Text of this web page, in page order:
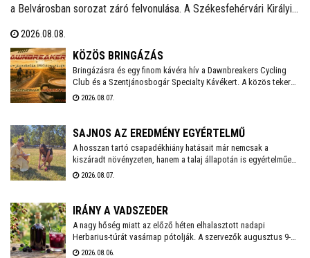
a Belvárosban sorozat záró felvonulása. A Székesfehérvári Királyi
herceg, II. (Vak) Béla, Salamon király és III. András óriásbábjai
vonultak végig a Fő utcán.
2026.08.08.
KÖZÖS BRINGÁZÁS
Bringázásra és egy finom kávéra hív a Dawnbreakers Cycling
Club és a Szentjánosbogár Specialty Kávékert. A közös tekerés
augusztus 8-án, szombaton reggel 8.00 órakor indul a Liszt
2026.08.07.
SAJNOS AZ EREDMÉNY EGYÉRTELMŰ
A hosszan tartó csapadékhiány hatásait már nemcsak a
kiszáradt növényzeten, hanem a talaj állapotán is egyértelműen
mérni lehet. A Városgondnokság szakemberei talajnedvesség-
jelenlegi helyzetről.
2026.08.07.
IRÁNY A VADSZEDER
A nagy hőség miatt az előző héten elhalasztott nadapi
Herbarius-túrát vasárnap pótolják. A szervezők augusztus 9-én
várnak mindenkit, aki szívesen csatlakozna a programhoz, hogy
2026.08.06.